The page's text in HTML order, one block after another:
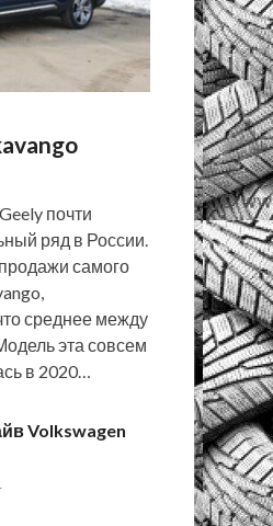
почти
ряд в России.
самого
среднее между
эта совсем
в 2020…
Volkswagen